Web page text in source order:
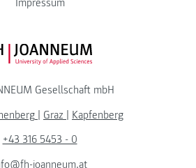
FH JOANNEUM Logo
Gesellschaft mbH
| Graz | Kapfenberg
+43 316 5453 - 0
joanneum.at